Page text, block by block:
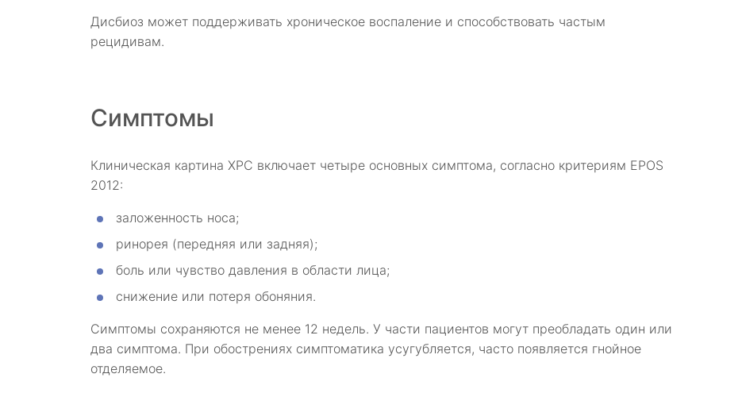
Дисбиоз может поддерживать хроническое воспаление и способствовать частым
рецидивам.
Симптомы
Клиническая картина ХРС включает четыре основных симптома, согласно критериям EPOS
2012:
заложенность носа;
ринорея (передняя или задняя);
боль или чувство давления в области лица;
снижение или потеря обоняния.
Симптомы сохраняются не менее 12 недель. У части пациентов могут преобладать один или
два симптома. При обострениях симптоматика усугубляется, часто появляется гнойное
отделяемое.